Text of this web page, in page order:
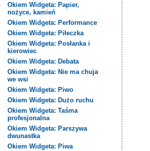
Okiem Widgeta: Papier,
nożyce, kamień
Okiem Widgeta: Performance
Okiem Widgeta: Piłeczka
Okiem Widgeta: Posłanka i
kierowiec
Okiem Widgeta: Debata
Okiem Widgeta: Nie ma chuja
we wsi
Okiem Widgeta: Piwo
Okiem Widgeta: Dużo ruchu
Okiem Widgeta: Taśma
profesjonalna
Okiem Widgeta: Parszywa
dwunastka
Okiem Widgeta: Piwa